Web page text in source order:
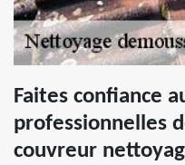
Faites confiance
professionnelles
couvreur